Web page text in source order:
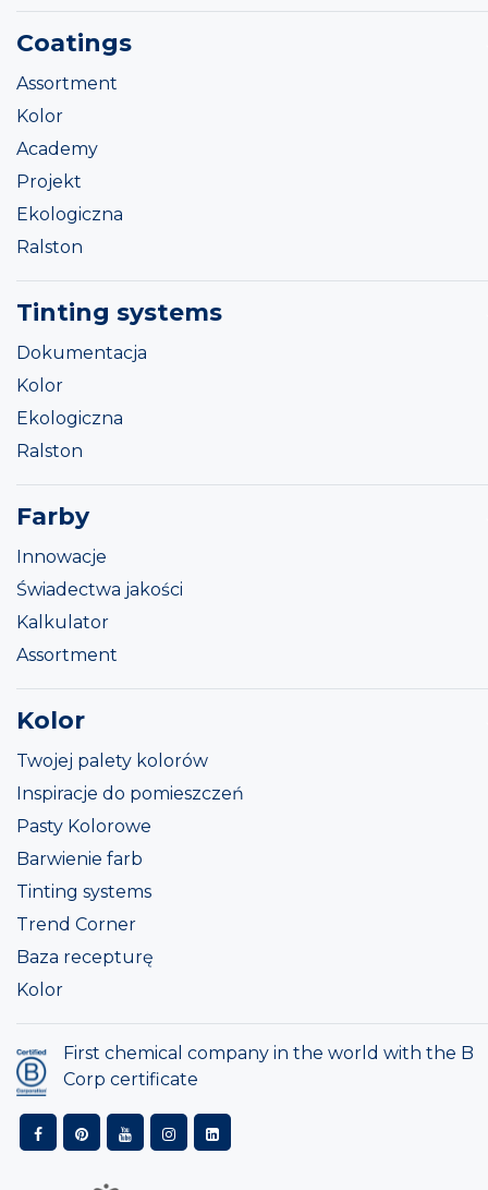
Coatings
Assortment
Kolor
Academy
Projekt
Ekologiczna
Ralston
Tinting systems
Dokumentacja
Kolor
Ekologiczna
Ralston
Farby
Innowacje
Świadectwa jakości
Kalkulator
Assortment
Kolor
Twojej palety kolorów
Inspiracje do pomieszczeń
Pasty Kolorowe
Barwienie farb
Tinting systems
Trend Corner
Baza recepturę
Kolor
First chemical company in the world with the B
Corp certificate